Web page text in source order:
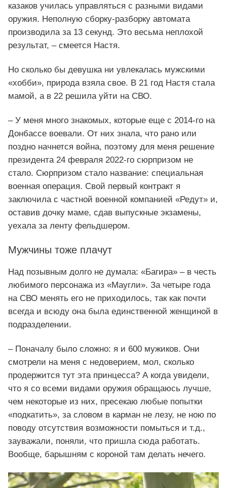
казаков училась управляться с разными видами
оружия. Неполную сборку-разборку автомата
производила за 13 секунд. Это весьма неплохой
результат, – смеется Настя.
Но сколько бы девушка ни увлекалась мужскими
«хобби», природа взяла свое. В 21 год Настя стала
мамой, а в 22 решила уйти на СВО.
– У меня много знакомых, которые еще с 2014-го на
Донбассе воевали. От них знала, что рано или
поздно начнется война, поэтому для меня решение
президента 24 февраля 2022-го сюрпризом не
стало. Сюрпризом стало название: специальная
военная операция. Свой первый контракт я
заключила с частной военной компанией «Редут» и,
оставив дочку маме, сдав выпускные экзамены,
уехала за ленту фельдшером.
Мужчины тоже плачут
Над позывным долго не думала: «Багира» – в честь
любимого персонажа из «Маугли». За четыре года
на СВО менять его не приходилось, так как почти
всегда и всюду она была единственной женщиной в
подразделении.
– Поначалу было сложно: я и 600 мужиков. Они
смотрели на меня с недоверием, мол, сколько
продержится тут эта принцесса? А когда увидели,
что я со всеми видами оружия обращаюсь лучше,
чем некоторые из них, пресекаю любые попытки
«подкатить», за словом в карман не лезу, не ною по
поводу отсутствия возможности помыться и т.д.,
зауважали, поняли, что пришла сюда работать.
Вообще, барышням с короной там делать нечего.